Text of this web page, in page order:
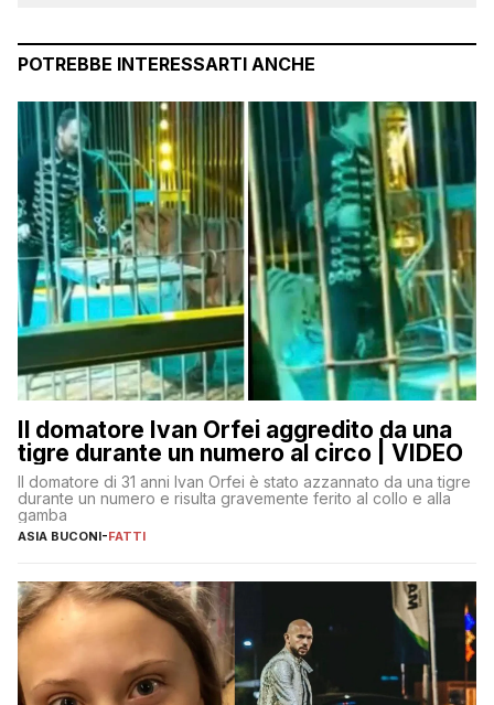
POTREBBE INTERESSARTI ANCHE
Il domatore Ivan Orfei aggredito da una
tigre durante un numero al circo | VIDEO
Il domatore di 31 anni Ivan Orfei è stato azzannato da una tigre
durante un numero e risulta gravemente ferito al collo e alla
gamba
ASIA BUCONI-FATTI